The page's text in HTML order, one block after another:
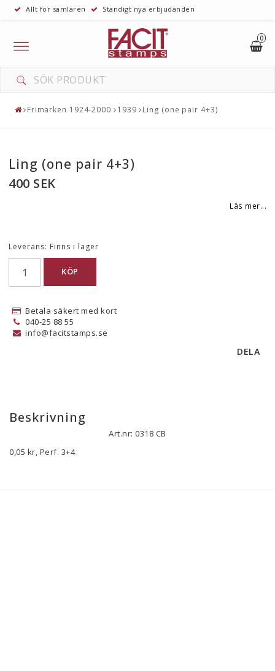
Allt för samlaren Ständigt nya erbjudanden
0
Toggle
navigation
Frimärken 1924-2000 1939 Ling (one pair 4+3)
Ling (one pair 4+3)
400 SEK
Läs mer...
Leverans: Finns i lager
KÖP
Betala säkert med kort
040-25 88 55
info@facitstamps.se
DELA
Beskrivning
Art.nr: 0318 CB
0,05 kr, Perf. 3+4